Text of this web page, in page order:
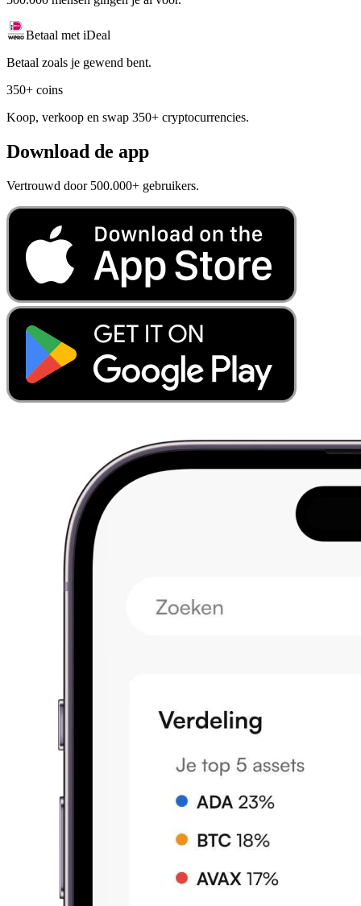
Betaal met iDeal
Betaal zoals je gewend bent.
350+ coins
Koop, verkoop en swap 350+ cryptocurrencies.
Download de app
Vertrouwd door 500.000+ gebruikers.